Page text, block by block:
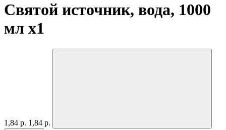
Святой источник, вода, 1000
мл x1
1,84 р. 1,84 р.